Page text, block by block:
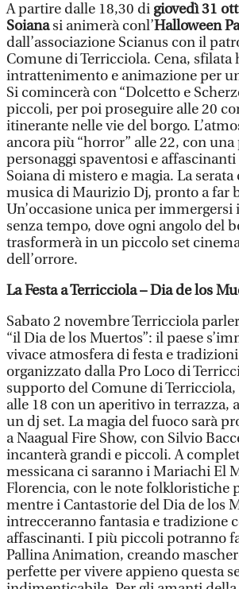
A partire dalle 18,30 di giovedì 31
Soianasi animerà conl’Halloween
dall’associazione Scianus con il
Comune di Terricciola. Cena, sfilata
intrattenimento e animazione per
Si comincerà con “Dolcetto e
piccoli, per poi proseguire alle 20
itinerante nelle vie del borgo.
ancora più “horror” alle 22, con una
personaggi spaventosi e
Soiana di mistero e magia. La
musica di Maurizio Dj, pronto a far
Un’occasione unica per immergersi
senza tempo, dove ogni angolo del
trasformerà in un piccolo set
dell’orrore.
La Festa a Terricciola – Dia de los
Sabato 2 novembre Terricciola
“il Dia de los Muertos”: il paese
vivace atmosfera di festa e
organizzato dalla Pro Loco di
supporto del Comune di
alle 18 con un aperitivo in terrazza,
un dj set. La magia del fuoco sarà
a Naagual Fire Show, con Silvio
incanterà grandi e piccoli. A
messicana ci saranno i Mariachi El
Florencia, con le note folkloristiche
mentre i Cantastorie del Dia de los
intrecceranno fantasia e tradizione
affascinanti. I più piccoli potranno
Pallina Animation, creando
perfette per vivere appieno questa